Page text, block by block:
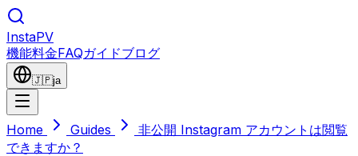
InstaPV
機能料金FAQガイドブログ
🇯🇵ja
Home Guides
非公開 Instagram アカウントは閲覧
できますか？